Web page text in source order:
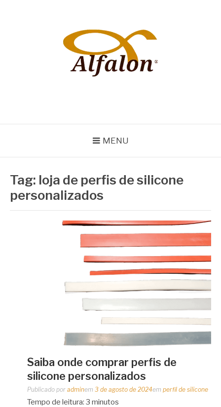
MENU
Tag: loja de perfis de silicone
personalizados
Saiba onde comprar perfis de
silicone personalizados
Publicado por adminem 3 de agosto de 2024em perfil de silicone
Tempo de leitura: 3 minutos